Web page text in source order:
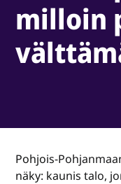
milloin
Pohjois-
näky: kaunis talo,